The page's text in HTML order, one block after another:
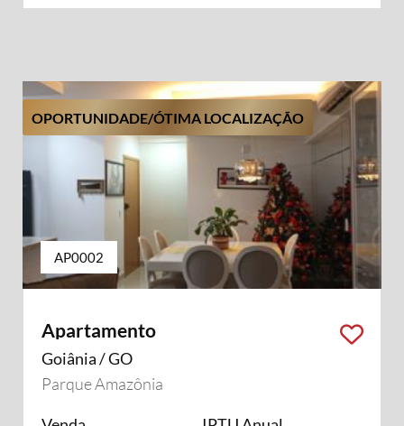
OPORTUNIDADE/ÓTIMA LOCALIZAÇÃO
AP0002
Apartamento
Goiânia / GO
Parque Amazônia